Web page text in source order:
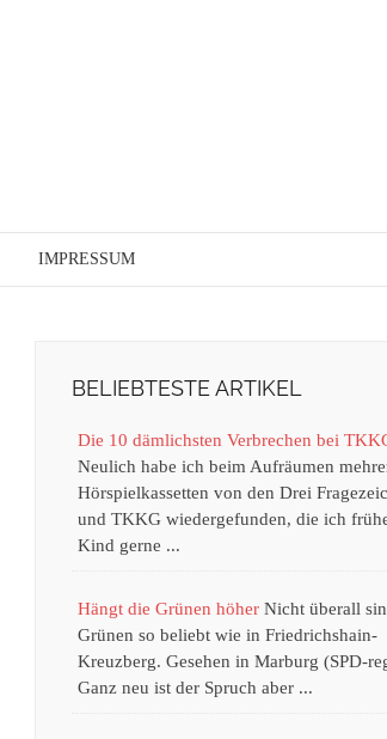
IMPRESSUM
BELIEBTESTE ARTIKEL
Die 10 dämlichsten Verbrechen bei
Neulich habe ich beim Aufräumen
Hörspielkassetten von den Drei
und TKKG wiedergefunden, die ich
Kind gerne ...
Hängt die Grünen höher Nicht überall
Grünen so beliebt wie in Friedrichshain-
Kreuzberg. Gesehen in Marburg (SPD-
Ganz neu ist der Spruch aber ...